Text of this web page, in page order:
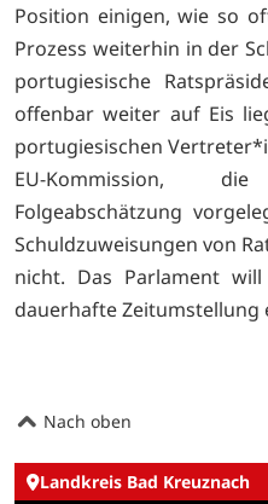
Position einigen, wie so
Prozess weiterhin in der
portugiesische
offenbar weiter auf Eis
portugiesischen
EU-Kommission,
Folgeabschätzung
Schuldzuweisungen von
nicht. Das Parlament
dauerhafte Zeitumstellung
Nach oben
Landkreis Bad Kreuznach